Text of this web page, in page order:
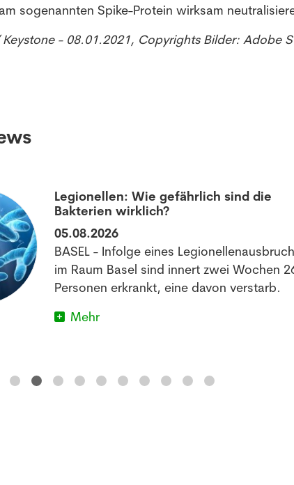
sogenannten Spike-Protein wirksam
Keystone - 08.01.2021, Copyrights Bilder: Adobe
Legionellen: Wie gefährlich sind die
Bakterien wirklich?
05.08.2026
BASEL - Infolge eines
im Raum Basel sind innert zwei Wochen
Personen erkrankt, eine davon verstarb.
Mehr
Melde dich kostenlos
und News aus der Welt